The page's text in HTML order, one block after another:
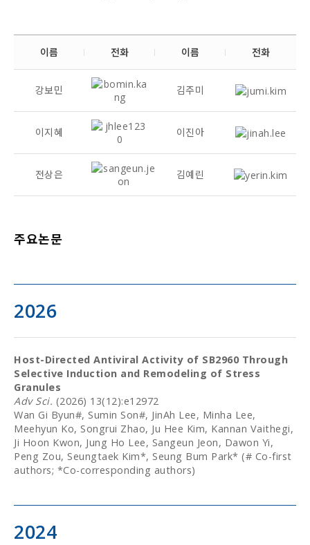
이름 전화 이름 전화
강보민 김주미
이지혜 이진아
전상은 김예린
주요논문
2026
Host-Directed Antiviral Activity of SB2960 Through
Selective Induction and Remodeling of Stress
Granules
Adv Sci. (2026) 13(12):e12972
Wan Gi Byun#, Sumin Son#, JinAh Lee, Minha Lee,
Meehyun Ko, Songrui Zhao, Ju Hee Kim, Kannan Vaithegi,
Ji Hoon Kwon, Jung Ho Lee, Sangeun Jeon, Dawon Yi,
Peng Zou, Seungtaek Kim*, Seung Bum Park* (# Co-first
authors; *Co-corresponding authors)
2024